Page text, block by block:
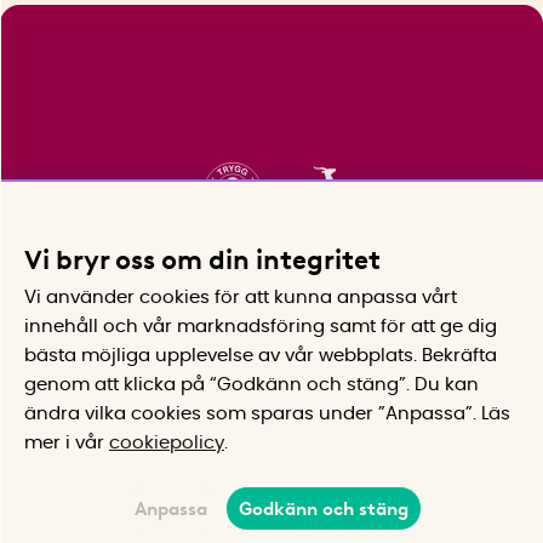
Vi bryr oss om din integritet
Vi använder cookies för att kunna anpassa vårt
innehåll och vår marknadsföring samt för att ge dig
bästa möjliga upplevelse av vår webbplats.
Bekräfta
genom att klicka på “Godkänn och stäng”. Du kan
ändra vilka cookies som sparas under ”Anpassa”.
Läs
mer i vår cookiepolicy
Anpassa Godkänn och stäng